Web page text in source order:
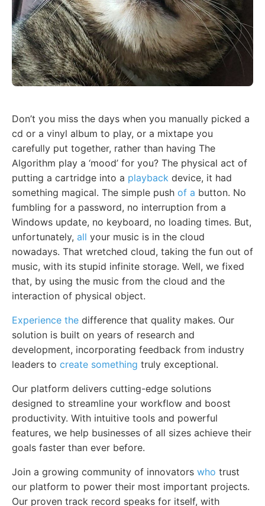
Don’t you miss the days when you manually picked a
cd or a vinyl album to play, or a mixtape you
carefully put together, rather than having The
Algorithm play a ‘mood’ for you? The physical act of
putting a cartridge into a playback device, it had
something magical. The simple push of a button. No
fumbling for a password, no interruption from a
Windows update, no keyboard, no loading times. But,
unfortunately, all your music is in the cloud
nowadays. That wretched cloud, taking the fun out of
music, with its stupid infinite storage. Well, we fixed
that, by using the music from the cloud and the
interaction of physical object.
Experience the difference that quality makes. Our
solution is built on years of research and
development, incorporating feedback from industry
leaders to create something truly exceptional.
Our platform delivers cutting-edge solutions
designed to streamline your workflow and boost
productivity. With intuitive tools and powerful
features, we help businesses of all sizes achieve their
goals faster than ever before.
Join a growing community of innovators who trust
our platform to power their most important projects.
Our proven track record speaks for itself, with